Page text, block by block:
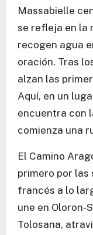
Massabielle
se refleja en la
recogen agua
oración. Tras
alzan las
Aquí, en un
encuentra con
comienza una
El Camino
primero por las
francés a lo
une en Oloron-
Tolosana,